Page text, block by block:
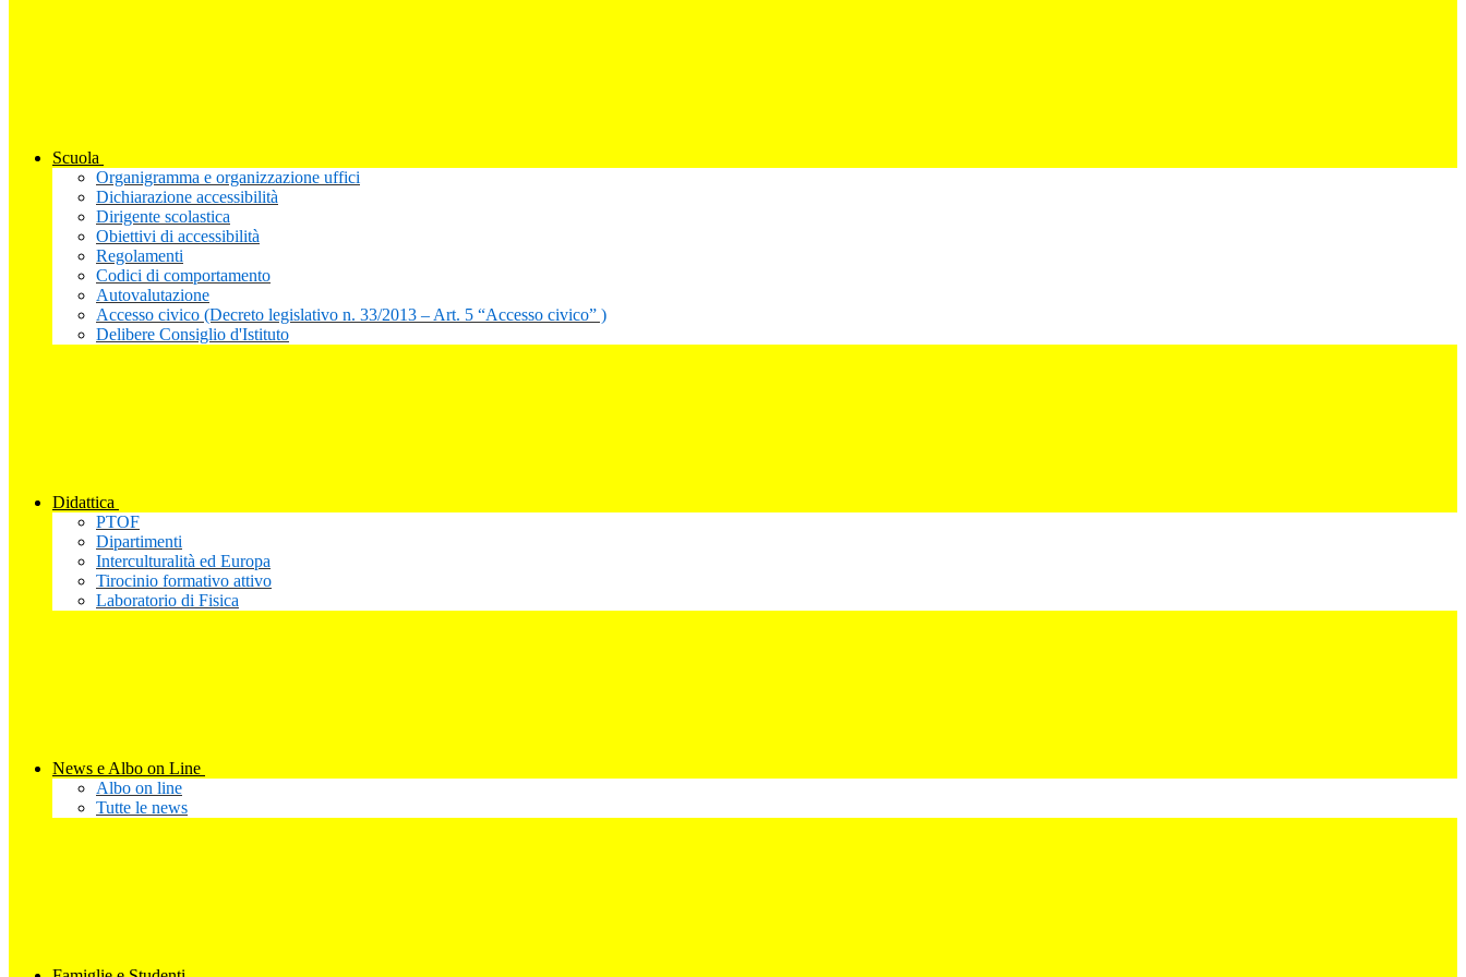
Scuola
Organigramma e organizzazione uffici
Dichiarazione accessibilità
Dirigente scolastica
Obiettivi di accessibilità
Regolamenti
Codici di comportamento
Autovalutazione
Accesso civico (Decreto legislativo n. 33/2013 – Art. 5 “Accesso civico” )
Delibere Consiglio d'Istituto
Didattica
PTOF
Dipartimenti
Interculturalità ed Europa
Tirocinio formativo attivo
Laboratorio di Fisica
News e Albo on Line
Albo on line
Tutte le news